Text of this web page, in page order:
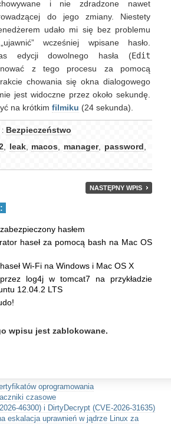
i nie zdradzone nawet
do jego zmiany. Niestety
udało mi się bez problemu
wcześniej wpisane hasło.
edycji dowolnego hasła (Edit
z tego procesu za pomocą
chowania się okna dialogowego
jest widoczne przez około sekundę.
na krótkim filmiku (24 sekunda).
: Bezpieczeństwo
, leak, macos manager, password
NASTĘPNY WPIS
hasłem
haseł za pomocą bash na Mac OS
Wi-Fi na Windows i Mac OS X
log4j w tomcat7 na przykładzie
12.04.2 LTS
wpisu jest zablokowane.
oprogramowania
czasowe
46300) i DirtyDecrypt (CVE-2026-31635)
eskalacja uprawnień w jądrze Linux za